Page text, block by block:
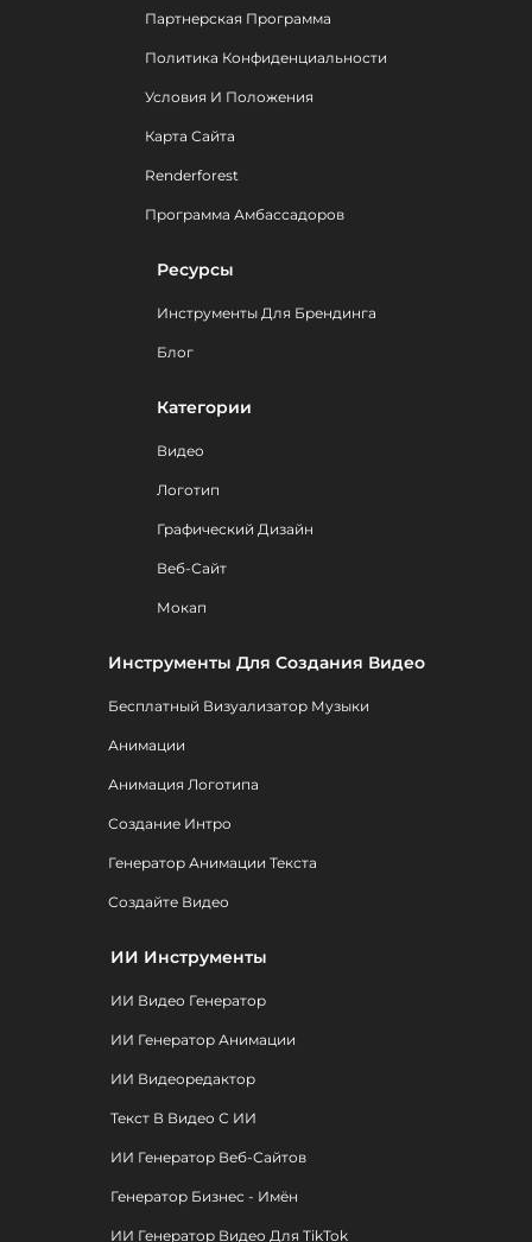
Партнерская Программа
Политика Конфиденциальности
Условия И Положения
Карта Сайта
Renderforest
Программа Амбассадоров
Ресурсы
Инструменты Для Брендинга
Блог
Категории
Видео
Логотип
Графический Дизайн
Веб-Сайт
Мокап
Инструменты Для Создания Видео
Бесплатный Визуализатор Музыки
Анимации
Анимация Логотипа
Создание Интро
Генератор Анимации Текста
Создайте Видео
ИИ Инструменты
ИИ Видео Генератор
ИИ Генератор Анимации
ИИ Видеоредактор
Текст В Видео С ИИ
ИИ Генератор Веб-Сайтов
Генератор Бизнес - Имён
ИИ Генератор Видео Для TikTok